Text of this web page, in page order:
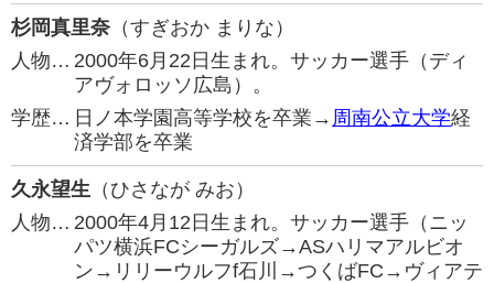
杉岡真里奈 （すぎおか まりな）
人物… 2000年6月22日生まれ。サッカー選手（ディ
アヴォロッソ広島）。
学歴… 日ノ本学園高等学校を卒業→ 周南公立大学経
済学部を卒業
久永望生 （ひさなが みお）
人物… 2000年4月12日生まれ。サッカー選手（ニッ
パツ横浜FCシーガルズ→ASハリマアルビオ
ン→リリーウルフf石川→つくばFC→ヴィアテ